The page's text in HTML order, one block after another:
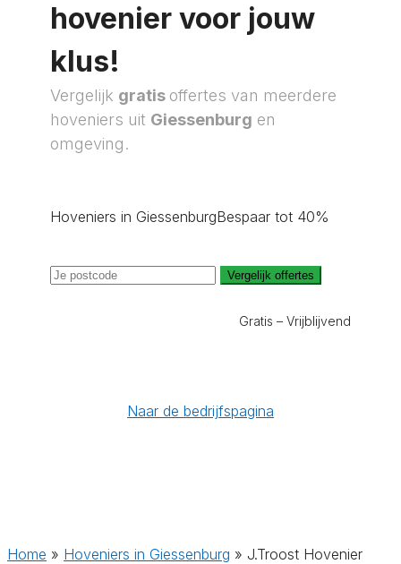
hovenier voor jouw
klus!
Vergelijk gratis offertes van meerdere
hoveniers uit Giessenburg en
omgeving.
Hoveniers in GiessenburgBespaar tot 40%
Vergelijk offertes
Gratis – Vrijblijvend
Naar de bedrijfspagina
Home » Hoveniers in Giessenburg » J.Troost Hovenier